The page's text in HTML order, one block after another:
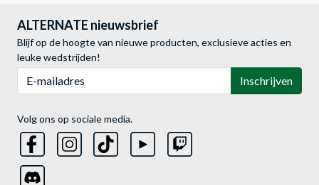
ALTERNATE nieuwsbrief
Blijf op de hoogte van nieuwe producten, exclusieve acties en
leuke wedstrijden!
Inschrijven
Volg ons op sociale media.